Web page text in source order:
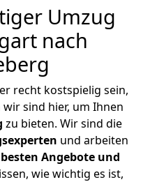
Umzug
nach
recht kostspielig sein,
sind hier, um Ihnen
zu bieten. Wir sind die
und arbeiten
Angebote und
wie wichtig es ist,